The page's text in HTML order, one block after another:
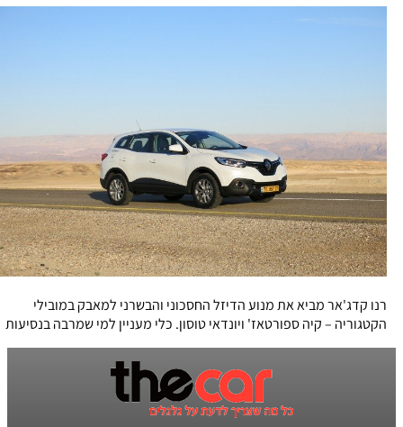
רנו קדג'אר מביא את מנוע הדיזל החסכוני והבשרני למאבק במובילי
הקטגוריה – קיה ספורטאז' ויונדאי טוסון. כלי מעניין למי שמרבה בנסיעות